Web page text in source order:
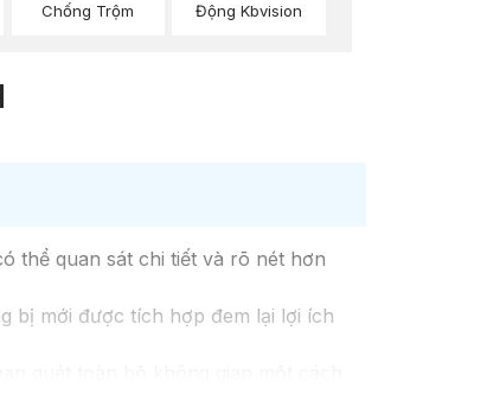
Chống Trộm
Động Kbvision
thể quan sát chi tiết và rõ nét hơn
bị mới được tích hợp đem lại lợi ích